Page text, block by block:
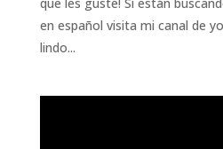
en español visita mi canal de
lindo...